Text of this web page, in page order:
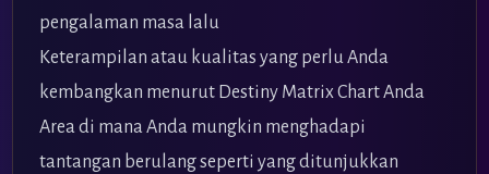
pengalaman masa lalu
Keterampilan atau kualitas yang perlu Anda
kembangkan menurut Destiny Matrix Chart Anda
Area di mana Anda mungkin menghadapi
tantangan berulang seperti yang ditunjukkan